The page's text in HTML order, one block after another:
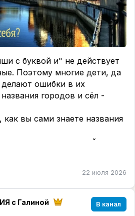
с буквой и" не действует
Поэтому многие дети, да
ошибки в их
городов и сёл -
вы сами знаете названия
нажимайте,
22 июля 2026
с Галиной В канал